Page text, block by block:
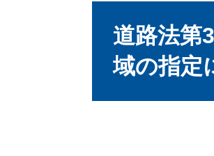
道路法第
域の指定